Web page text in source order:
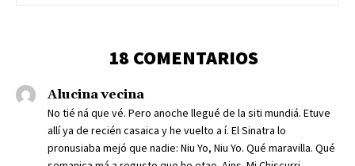
18 COMENTARIOS
Alucina vecina
No tié ná que vé. Pero anoche llegué de la siti mundiá. Etuve
allí ya de recién casaica y he vuelto a í. El Sinatra lo
pronusiaba mejó que nadie: Niu Yo, Niu Yo. Qué maravilla. Qué